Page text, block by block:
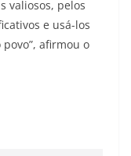
valiosos, pelos
e usá-los
afirmou o